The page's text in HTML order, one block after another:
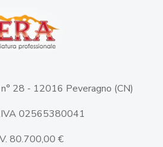
28 - 12016 Peveragno (CN)
02565380041
80.700,00 €